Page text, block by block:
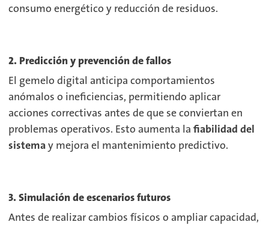
consumo energético y reducción de residuos.
2. Predicción y prevención de fallos
El gemelo digital anticipa comportamientos
anómalos o ineficiencias, permitiendo aplicar
acciones correctivas antes de que se conviertan en
problemas operativos. Esto aumenta la fiabilidad del
sistemay mejora el mantenimiento predictivo.
3. Simulación de escenarios futuros
Antes de realizar cambios físicos o ampliar capacidad,